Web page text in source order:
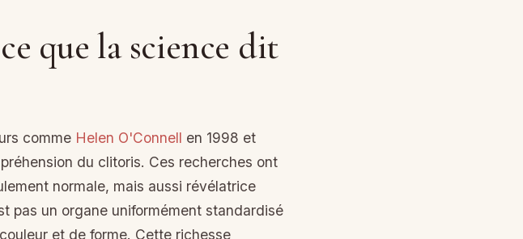
que la science dit
comme Helen O'Connell en 1998 et
du clitoris. Ces recherches ont
normale, mais aussi révélatrice
pas un organe uniformément standardisé
et de forme. Cette richesse